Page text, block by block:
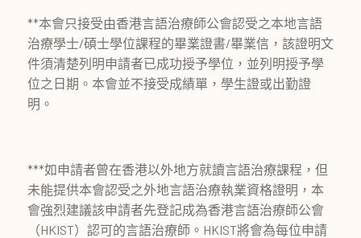
**本會只接受由香港言語治療師公會認受之本地言語
治療學士/碩士學位課程的畢業證書/畢業信，該證明文
件須清楚列明申請者已成功授予學位，並列明授予學
位之日期。本會並不接受成績單，學生證或出勤證
明。
***如申請者曾在香港以外地方就讀言語治療課程，但
未能提供本會認受之外地言語治療執業資格證明，本
會強烈建議該申請者先登記成為香港言語治療師公會
（HKIST）認可的言語治療師。HKIST將會為每位申請